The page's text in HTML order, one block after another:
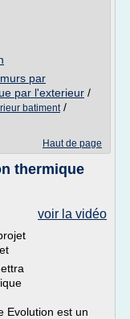
par
par l'exterieur /
batiment/
Haut de page
thermique
voir la vidéo
Evolution est un